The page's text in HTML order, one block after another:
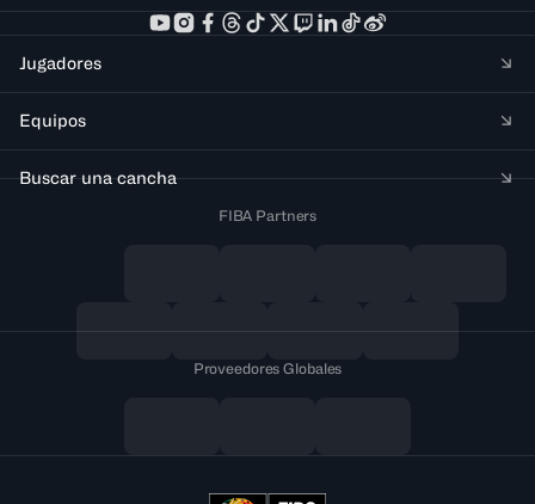
Jugadores
Equipos
Buscar una cancha
FIBA Partners
Proveedores Globales